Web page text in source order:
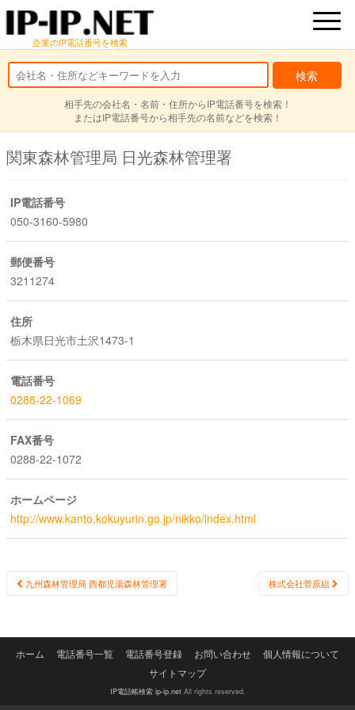
企業のIP電話番号を検索
相手先の会社名・名前・住所からIP電話番号を検索！
またはIP電話番号から相手先の名前などを検索！
関東森林管理局 日光森林管理署
IP電話番号
050-3160-5980
郵便番号
3211274
住所
栃木県日光市土沢1473-1
電話番号
0288-22-1069
FAX番号
0288-22-1072
ホームページ
http://www.kanto.kokuyurin.go.jp/nikko/index.html
Post
九州森林管理局 西都児湯森林管理署 株式会社菅原組
ホーム 電話番号一覧 電話番号登録 お問い合わせ
個人情報について
サイトマップ
IP電話帳検索 ip-ip.netAll rights reserved.